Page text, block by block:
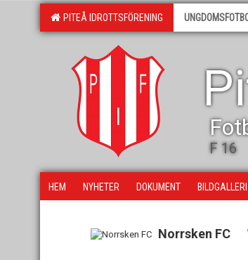
PITEÅ IDROTTSFÖRENING
F 16
HEM NYHETER DOKUMENT BILDGALLERI
Norrsken FC